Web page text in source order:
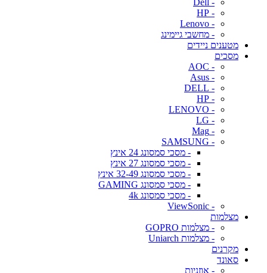
- HP
- Lenovo
- מחשבי גיימינג
מטענים ניידים
מסכים
- AOC
- Asus
- DELL
- HP
- LENOVO
- LG
- Mag
- SAMSUNG
- מסכי סמסונג 24 אינץ
- מסכי סמסונג 27 אינץ
- מסכי סמסונג 32-49 אינץ
- מסכי סמסונג GAMING
- מסכי סמסונג 4k
- ViewSonic
מצלמות
- מצלמות GOPRO
- מצלמות Uniarch
מקרנים
סאונד
- אוזניות